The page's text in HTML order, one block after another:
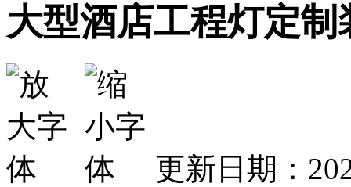
大型酒店工程灯定
更新日期：